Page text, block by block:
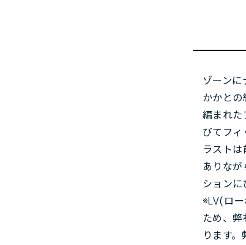
ゾーン
かかと
編まれ
びてフ
ラスト
ありな
ション
※LV(ロ
ため、
ります